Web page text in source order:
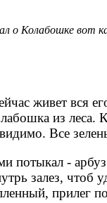
о Колабошке вот
живет вся
из леса.
Все
потыкал -
залез,
прилег